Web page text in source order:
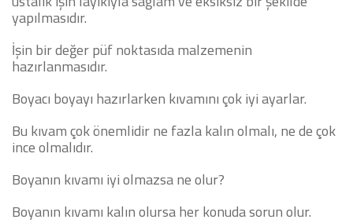
yapılmasıdır.
İşin bir değer püf noktasıda malzemenin
hazırlanmasıdır.
Boyacı boyayı hazırlarken kıvamını çok iyi ayarlar.
Bu kıvam çok önemlidir ne fazla kalın olmalı, ne de çok
ince olmalıdır.
Boyanın kıvamı iyi olmazsa ne olur?
Boyanın kıvamı kalın olursa her konuda sorun olur.